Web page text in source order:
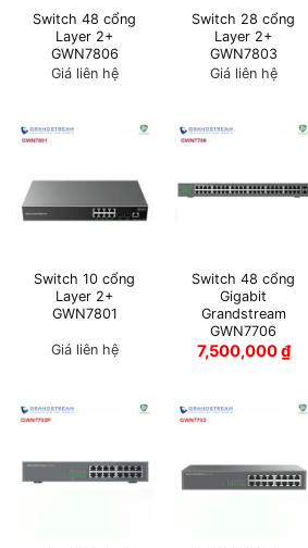
Switch 48 cổng
Layer 2+
GWN7806
Giá liên hệ
Switch 28 cổng
Layer 2+
GWN7803
Giá liên hệ
Switch 10 cổng
Layer 2+
GWN7801
Giá liên hệ
Switch 48 cổng
Gigabit
Grandstream
GWN7706
7,500,000₫